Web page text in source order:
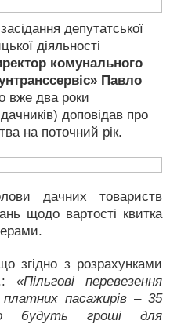
депутатської
діяльності
комунального
Павло
вже два роки
доповідав про
на поточний рік.
дачних товариств
щодо вартості квитка
згідно з розрахунками
«Пільгові перевезення
пасажирів – 35
гроші для